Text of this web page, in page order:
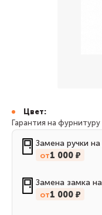
Цвет:
Гарантия на фурнитуру
Замена ручки на
от1 000 ₽
Замена замка
от1 000 ₽